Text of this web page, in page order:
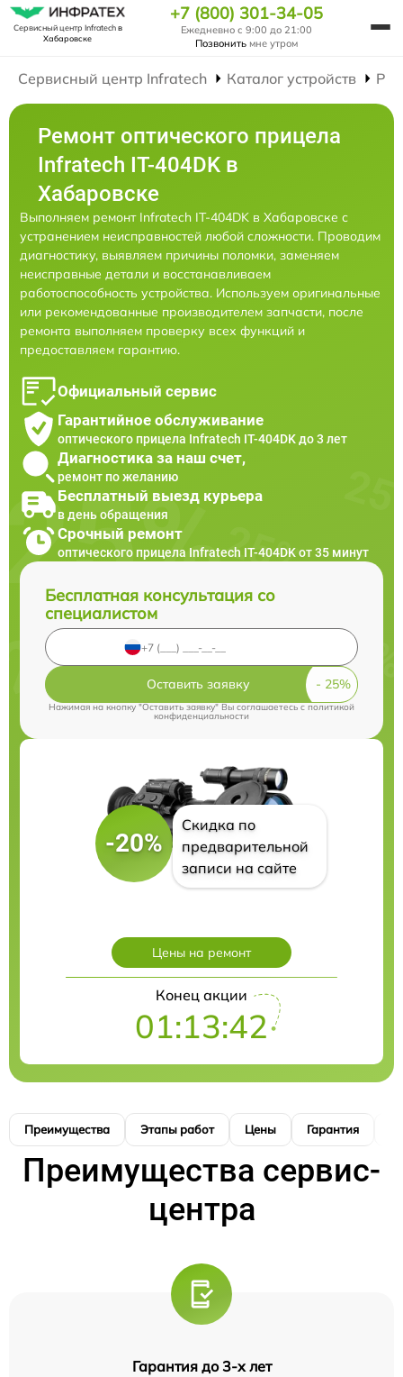
Сервисный центр Infratechв
Хабаровске
+7 (800) 301-34-05
Ежедневно с 9:00 до 21:00
Позвонить мне утром
Сервисный центр Infratech Каталог устройств
Ремонт оптического прицела
Infratech IT-404DK в
Хабаровске
Выполняем ремонт Infratech IT-404DK в Хабаровске с
устранением неисправностей любой сложности. Проводим
диагностику, выявляем причины поломки, заменяем
неисправные детали и восстанавливаем
работоспособность устройства. Используем оригинальные
или рекомендованные производителем запчасти, после
ремонта выполняем проверку всех функций и
предоставляем гарантию.
Официальный сервис
Гарантийное обслуживание
оптического прицела Infratech IT-404DK до 3 лет
Диагностика за наш счет,
ремонт по желанию
Бесплатный выезд курьера
в день обращения
Срочный ремонт
оптического прицела Infratech IT-404DK от 35 минут
Бесплатная консультация со
специалистом
Оставить заявку
Нажимая на кнопку "Оставить заявку" Вы соглашаетесь cполитикой
конфиденциальности
-20%
Скидка по
предварительной
записи на сайте
Цены на ремонт
Конец акции
01:13:42
Преимущества Этапы работ Цены Гарантия
Преимущества сервис-
центра
Гарантия до 3-х лет